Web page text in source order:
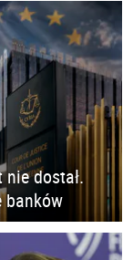
dostał.
banków